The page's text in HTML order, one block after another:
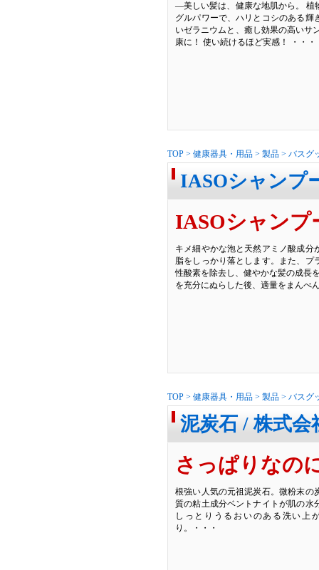
―美しい髪は、健康な地肌から。 植
グルパワーで、ハリとコシのある輝
いゼラニウムと、癒し効果の高いサ
康に！ 使い続けるほど実感！ ・・・
TOP > 健康器具・用品 > 製品 > バスグ
IASOシャンプ
IASOシャンプ
キメ細やかな泡と天然アミノ酸成分
脂をしっかり落とします。また、プ
性酸素を除去し、健やかな髪の成長
を充分にぬらした後、適量をまんべ
TOP > 健康器具・用品 > 製品 > バスグ
泥炭石 / 株式
さっぱりなの
根強い人気の元祖泥炭石。微粉末の
質の粘土成分ベントナイトが肌の水
しっとりうるおいのある洗い上
り。・・・